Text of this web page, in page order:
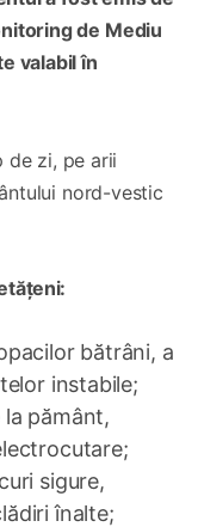
de Mediu
valabil în
de zi, pe arii
nord-vestic
bătrâni, a
instabile;
pământ,
sigure,
înalte;